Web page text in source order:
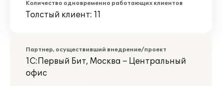
Количество одновременно работающих клиентов
Толстый клиент: 11
Партнер, осуществивший внедрение/проект
1С:Первый Бит, Москва – Центральный
офис